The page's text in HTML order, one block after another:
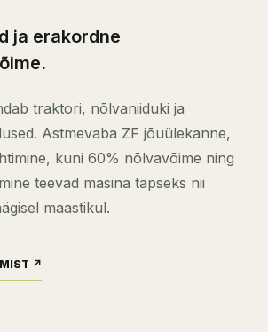
ja erakordne
traktori, nõlvaniiduki ja
Astmevaba ZF jõuülekanne,
kuni 60% nõlvavõime ning
teevad masina täpseks nii
maastikul.
↗